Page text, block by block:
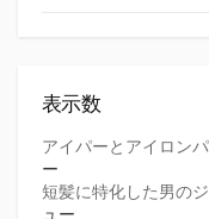
表示数
アイパーとアイロン
ー
短髪に特化した男の
ュー